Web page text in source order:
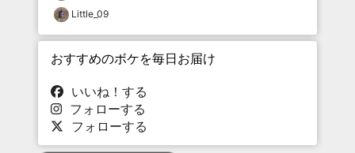
Little_09
おすすめのボケを毎日お届け
いいね！する
フォローする
フォローする